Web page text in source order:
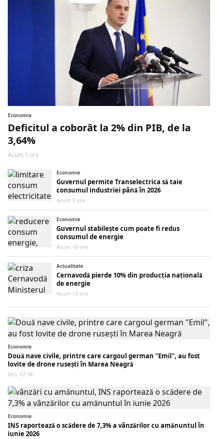
Economie
Deficitul a coborât la 2% din PIB, de la
3,64%
Acum 1 oră
Economie
Guvernul permite Transelectrica să taie
consumul industriei până în 2026
Acum 3 ore
Economie
Guvernul stabilește cum poate fi redus
consumul de energie
Acum 10 ore
Actualitate
Cernavodă pierde 10% din producția națională
de energie
Acum 13 ore
Economie
Două nave civile, printre care cargoul german "Emil", au fost
lovite de drone rusești în Marea Neagră
Ieri, 17:34
Economie
INS raportează o scădere de 7,3% a vânzărilor cu amănuntul în
iunie 2026